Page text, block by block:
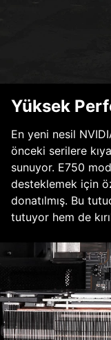
Yüksek
En yeni nesil
önceki serilere
sunuyor. E750
desteklemek için
donatılmış. Bu
tutuyor hem de